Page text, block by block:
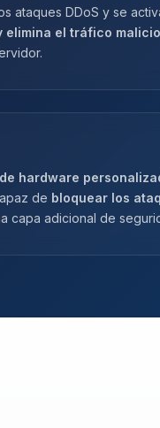
ataques DDoS y se
elimina el tráfico
hardware
de bloquear los
capa adicional de